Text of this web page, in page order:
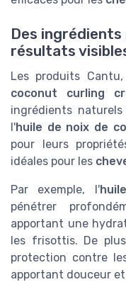
Des
résultats
Les produits
coconut curling
ingrédients
l'huile de noix de
pour leurs
idéales pour les
Par exemple, l'
pénétrer
apportant une
les frisottis. De
protection contre
apportant douceur